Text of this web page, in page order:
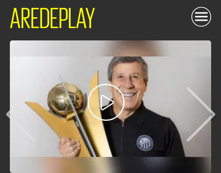
AREDEPLAY